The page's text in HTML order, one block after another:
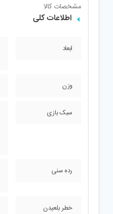
مشخصات کالا
اطلاعات کلی
ابعاد
وزن
سبک بازی
رده سنی
خطر بلعیدن